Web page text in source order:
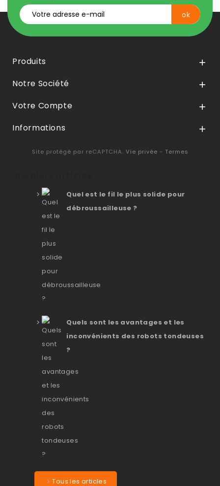
Produits 
Notre Société 
Votre Compte 
Informations 
Site protégé par reCAPTCHA. Vie privée - Termes
Quel est le fil le plus solide pour
débroussailleuse ?
Quels sont les avantages et les
inconvénients des robots tondeuses
?
Tous les articles